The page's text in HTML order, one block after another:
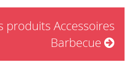
produits Accessoires
Barbecue